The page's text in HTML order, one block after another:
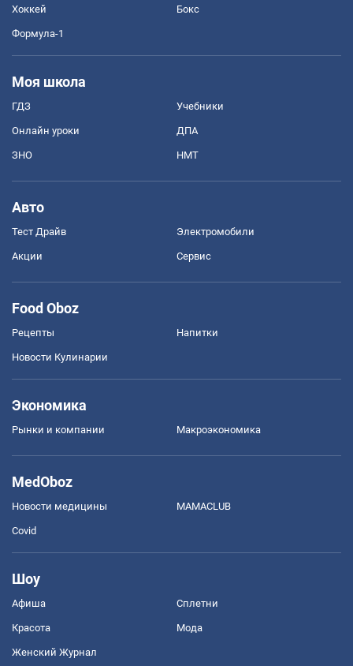
Хоккей Бокс
Формула-1
Моя школа
ГДЗ Учебники
Онлайн уроки ДПА
ЗНО НМТ
Авто
Тест Драйв Электромобили
Акции Сервис
Food Oboz
Рецепты Напитки
Новости Кулинарии
Экономика
Рынки и компании Mакроэкономика
MedOboz
Новости медицины MAMACLUB
Covid
Шоу
Афиша Сплетни
Красота Мода
Женский Журнал